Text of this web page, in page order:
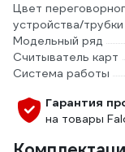
Цвет
устройства/трубки
Модельный ряд
Считыватель карт
Система работы
Гарантия
на товары